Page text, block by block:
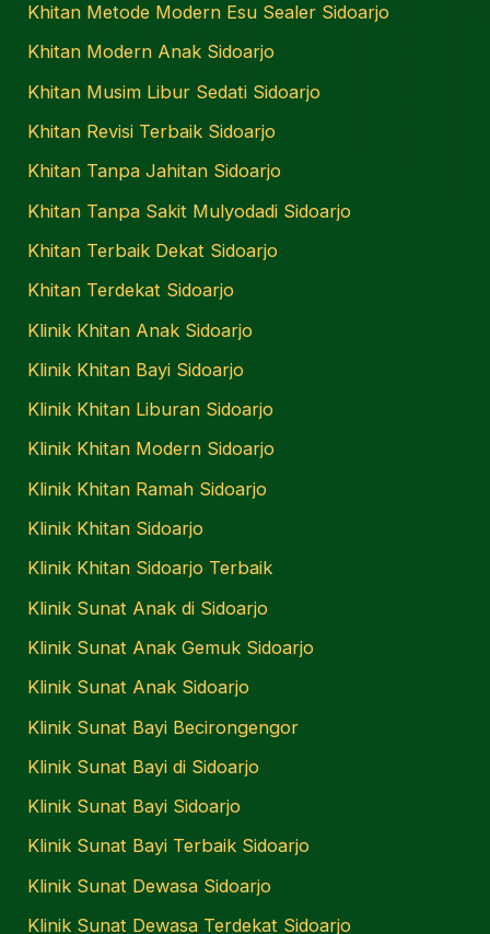
Khitan Metode Modern Esu Sealer Sidoarjo
Khitan Modern Anak Sidoarjo
Khitan Musim Libur Sedati Sidoarjo
Khitan Revisi Terbaik Sidoarjo
Khitan Tanpa Jahitan Sidoarjo
Khitan Tanpa Sakit Mulyodadi Sidoarjo
Khitan Terbaik Dekat Sidoarjo
Khitan Terdekat Sidoarjo
Klinik Khitan Anak Sidoarjo
Klinik Khitan Bayi Sidoarjo
Klinik Khitan Liburan Sidoarjo
Klinik Khitan Modern Sidoarjo
Klinik Khitan Ramah Sidoarjo
Klinik Khitan Sidoarjo
Klinik Khitan Sidoarjo Terbaik
Klinik Sunat Anak di Sidoarjo
Klinik Sunat Anak Gemuk Sidoarjo
Klinik Sunat Anak Sidoarjo
Klinik Sunat Bayi Becirongengor
Klinik Sunat Bayi di Sidoarjo
Klinik Sunat Bayi Sidoarjo
Klinik Sunat Bayi Terbaik Sidoarjo
Klinik Sunat Dewasa Sidoarjo
Klinik Sunat Dewasa Terdekat Sidoarjo